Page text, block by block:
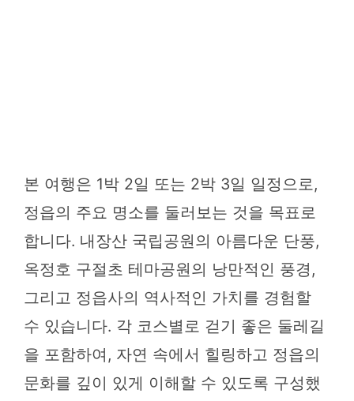
본 여행은 1박 2일 또는 2박 3일 일정으로,
정읍의 주요 명소를 둘러보는 것을 목표로
합니다. 내장산 국립공원의 아름다운 단풍,
옥정호 구절초 테마공원의 낭만적인 풍경,
그리고 정읍사의 역사적인 가치를 경험할
수 있습니다. 각 코스별로 걷기 좋은 둘레길
을 포함하여, 자연 속에서 힐링하고 정읍의
문화를 깊이 있게 이해할 수 있도록 구성했